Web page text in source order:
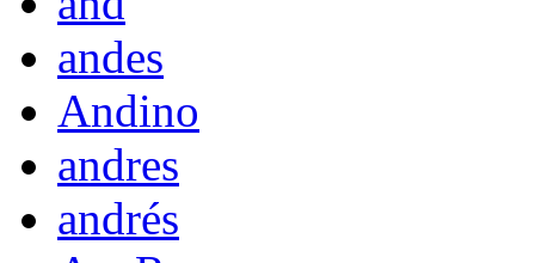
andes
Andino
andres
andrés